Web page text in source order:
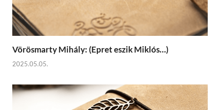
Vörösmarty Mihály: (Epret eszik Miklós…)
2025.05.05.